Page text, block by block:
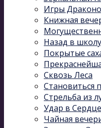
Игры
Книжная
Назад в школу
Покрытые
Сквозь Леса
Становиться
Стрельба из
Удар в Сердце
Чайная